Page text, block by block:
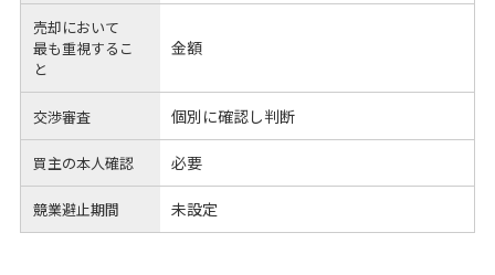
売却において
最も重視するこ
と
金額
交渉審査 個別に確認し判断
買主の本人確認 必要
競業避止期間 未設定